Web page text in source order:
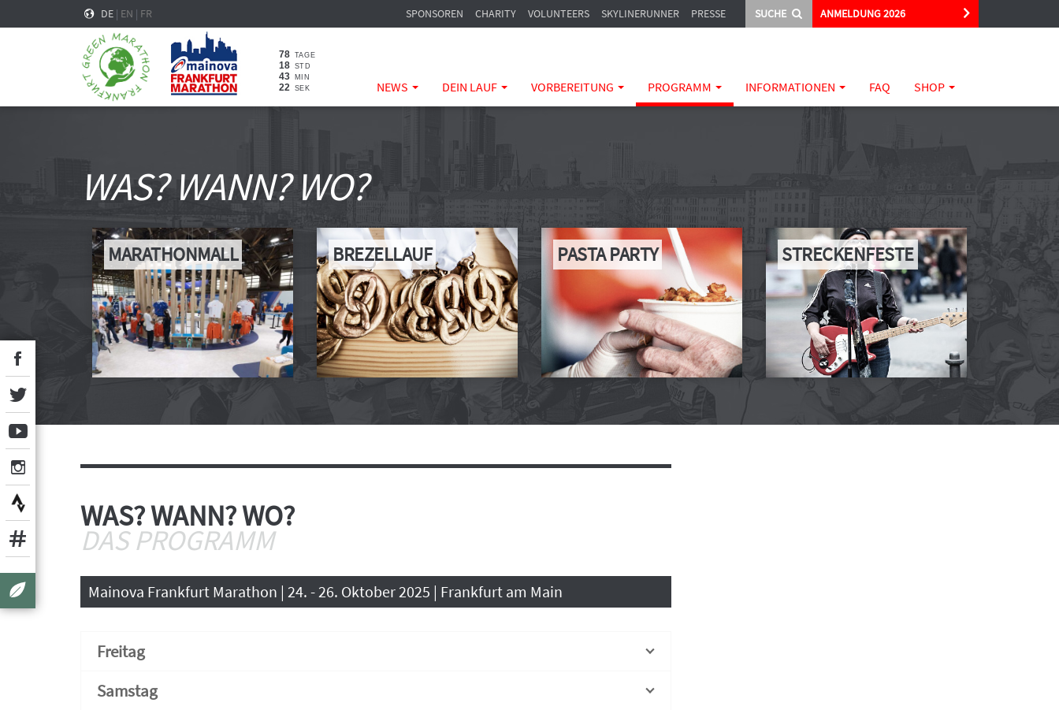
ANMELDUNG 2026
SUCHE
DE | EN | FR SPONSOREN CHARITY VOLUNTEERS SKYLINERUNNER PRESSE
78 TAGE
18 STD
43 MIN
21 SEK NEWS DEIN LAUF VORBEREITUNG PROGRAMM INFORMATIONEN FAQ SHOP
WAS? WANN? WO?
MARATHONMALL BREZELLAUF PASTA PARTY STRECKENFESTE
WAS? WANN? WO?
DAS PROGRAMM
Mainova Frankfurt Marathon | 24. - 26. Oktober 2025 | Frankfurt am Main
Freitag
Samstag